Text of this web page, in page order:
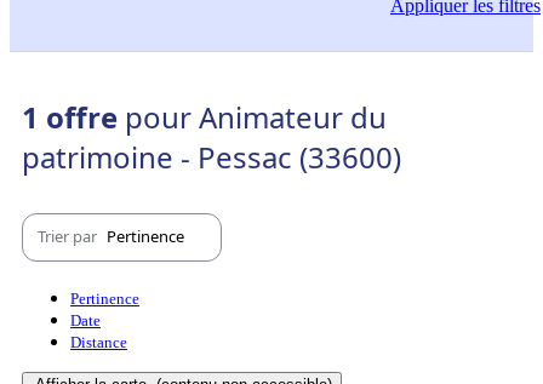
Appliquerles filtres
1 offre pour Animateur du
patrimoine - Pessac (33600)
Trier par Pertinence
Pertinence
Date
Distance